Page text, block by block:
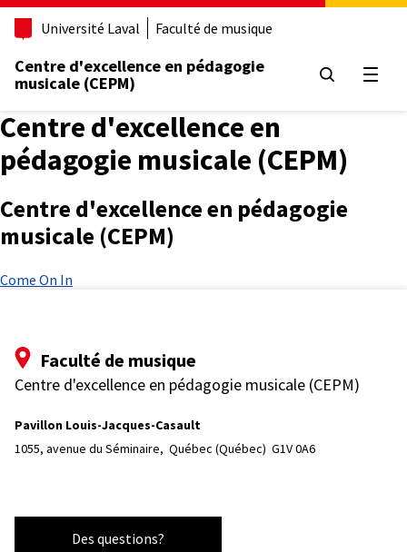
Aller
principal
Université Laval Faculté de musique
Centre d'excellence en pédagogie
musicale (CEPM)
Centre d'excellence en
pédagogie musicale (CEPM)
Centre d'excellence en pédagogie
musicale (CEPM)
Come On In
Faculté de musique
Centre d'excellence en pédagogie musicale (CEPM)
Pavillon Louis-Jacques-Casault
1055, avenue du Séminaire, Québec (Québec)  G1V 0A6
Des questions?